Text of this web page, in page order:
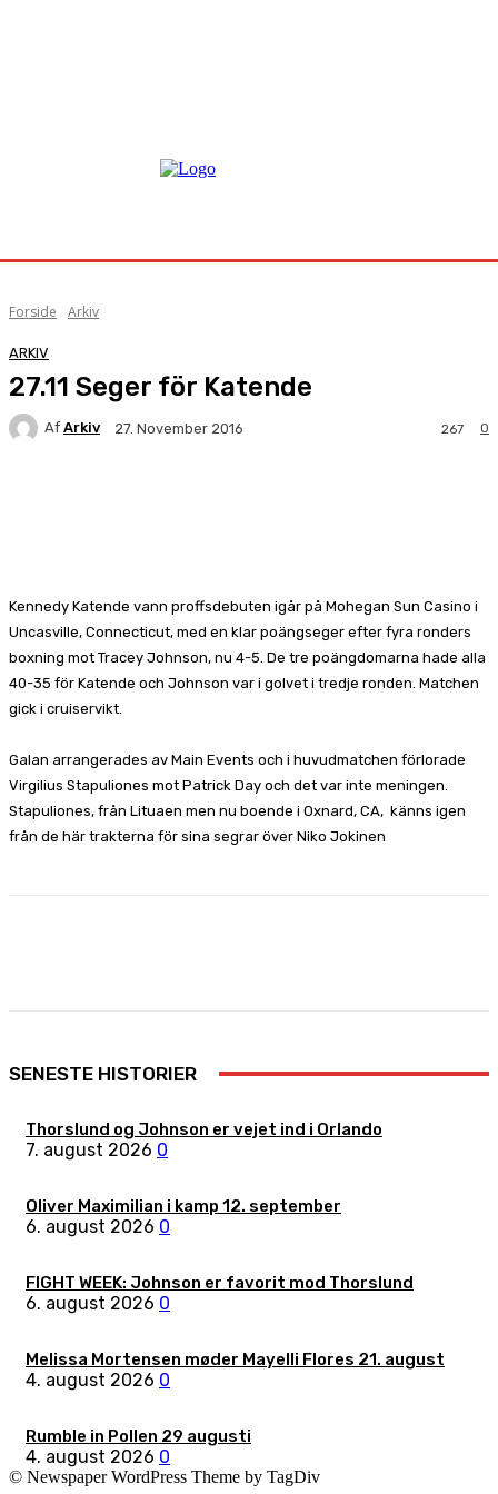
Forside Arkiv
ARKIV
27.11 Seger för Katende
Af Arkiv 27. November 2016 0
267
Kennedy Katende vann proffsdebuten igår på Mohegan Sun Casino i
Uncasville, Connecticut, med en klar poängseger efter fyra ronders
boxning mot Tracey Johnson, nu 4-5. De tre poängdomarna hade alla
40-35 för Katende och Johnson var i golvet i tredje ronden. Matchen
gick i cruiservikt.
Galan arrangerades av Main Events och i huvudmatchen förlorade
Virgilius Stapuliones mot Patrick Day och det var inte meningen.
Stapuliones, från Lituaen men nu boende i Oxnard, CA, känns igen
från de här trakterna för sina segrar över Niko Jokinen
SENESTE HISTORIER
Thorslund og Johnson er vejet ind i Orlando
7. august 2026 0
Oliver Maximilian i kamp 12. september
6. august 2026 0
FIGHT WEEK: Johnson er favorit mod Thorslund
6. august 2026 0
Melissa Mortensen møder Mayelli Flores 21. august
4. august 2026 0
Rumble in Pollen 29 augusti
4. august 2026 0
© Newspaper WordPress Theme by TagDiv